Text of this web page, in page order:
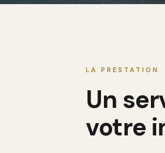
LA PRESTATION
Un
votre